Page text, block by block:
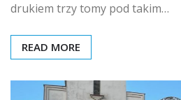
drukiem trzy tomy pod takim…
READ MORE